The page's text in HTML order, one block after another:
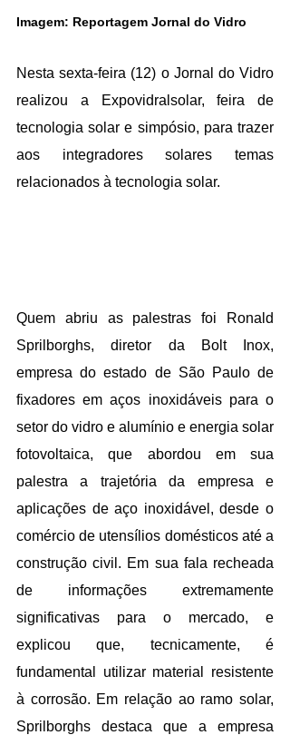
Imagem: Reportagem Jornal do Vidro
Nesta sexta-feira (12) o Jornal do Vidro
realizou a Expovidralsolar, feira de
tecnologia solar e simpósio, para trazer
aos integradores solares temas
relacionados à tecnologia solar.
Quem abriu as palestras foi Ronald
Sprilborghs, diretor da Bolt Inox,
empresa do estado de São Paulo de
fixadores em aços inoxidáveis para o
setor do vidro e alumínio e energia solar
fotovoltaica, que abordou em sua
palestra a trajetória da empresa e
aplicações de aço inoxidável, desde o
comércio de utensílios domésticos até a
construção civil. Em sua fala recheada
de informações extremamente
significativas para o mercado, e
explicou que, tecnicamente, é
fundamental utilizar material resistente
à corrosão. Em relação ao ramo solar,
Sprilborghs destaca que a empresa